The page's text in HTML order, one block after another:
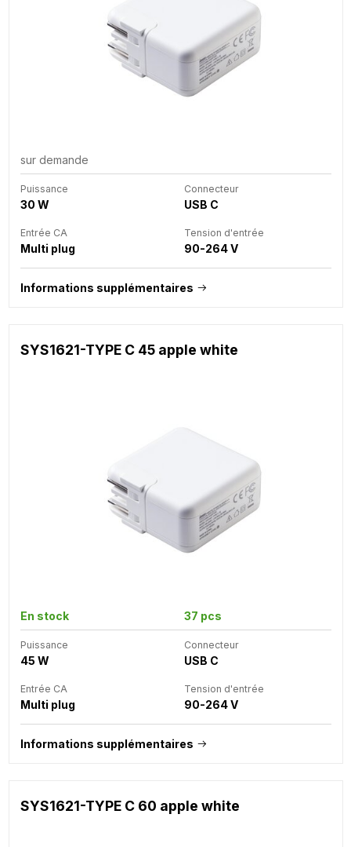
sur demande
Puissance
30 W
Connecteur
USB C
Entrée CA
Multi plug
Tension d'entrée
90-264 V
Informations supplémentaires
SYS1621-TYPE C 45 apple white
En stock 37 pcs
Puissance
45 W
Connecteur
USB C
Entrée CA
Multi plug
Tension d'entrée
90-264 V
Informations supplémentaires
SYS1621-TYPE C 60 apple white